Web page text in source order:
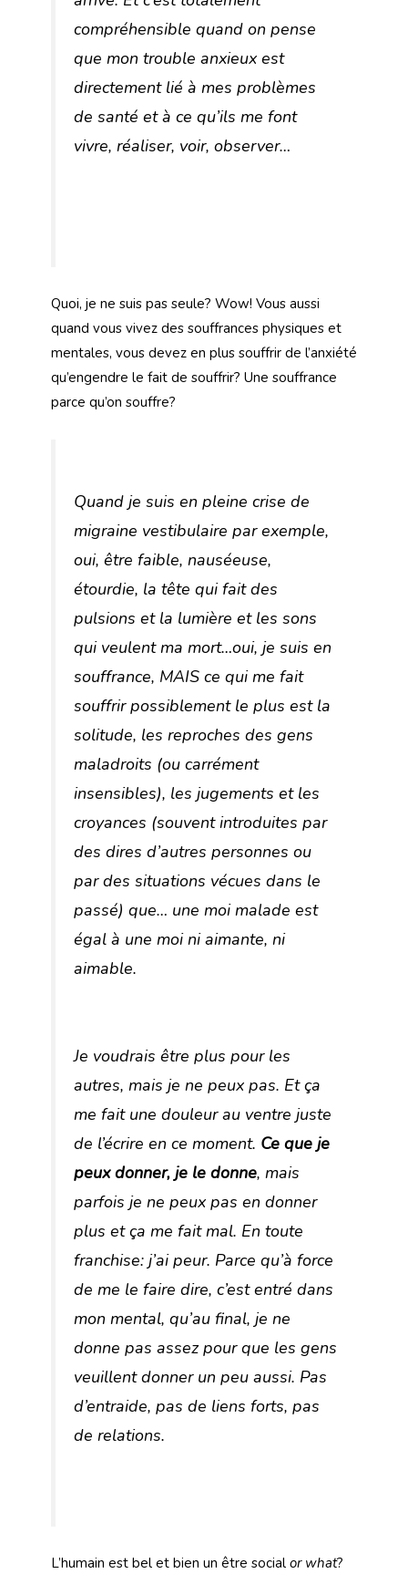
compréhensible quand on pense
que mon trouble anxieux est
directement lié à mes problèmes
de santé et à ce qu’ils me font
vivre, réaliser, voir, observer…
Quoi, je ne suis pas seule? Wow! Vous aussi
quand vous vivez des souffrances physiques et
mentales, vous devez en plus souffrir de l’anxiété
qu’engendre le fait de souffrir? Une souffrance
parce qu’on souffre?
Quand je suis en pleine crise de
migraine vestibulaire par exemple,
oui, être faible, nauséeuse,
étourdie, la tête qui fait des
pulsions et la lumière et les sons
qui veulent ma mort…oui, je suis en
souffrance, MAIS ce qui me fait
souffrir possiblement le plus est la
solitude, les reproches des gens
maladroits (ou carrément
insensibles), les jugements et les
croyances (souvent introduites par
des dires d’autres personnes ou
par des situations vécues dans le
passé) que… une moi malade est
égal à une moi ni aimante, ni
aimable.
Je voudrais être plus pour les
autres, mais je ne peux pas. Et ça
me fait une douleur au ventre juste
de l’écrire en ce moment. Ce que je
peux donner, je le donne, mais
parfois je ne peux pas en donner
plus et ça me fait mal. En toute
franchise: j’ai peur. Parce qu’à force
de me le faire dire, c’est entré dans
mon mental, qu’au final, je ne
donne pas assez pour que les gens
veuillent donner un peu aussi. Pas
d’entraide, pas de liens forts, pas
de relations.
L’humain est bel et bien un être social or what?